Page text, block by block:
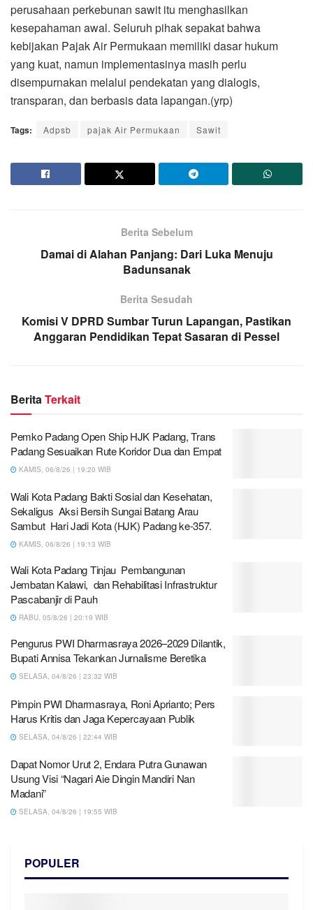
perusahaan perkebunan sawit itu menghasilkan
kesepahaman awal. Seluruh pihak sepakat bahwa
kebijakan Pajak Air Permukaan memiliki dasar hukum
yang kuat, namun implementasinya masih perlu
disempurnakan melalui pendekatan yang dialogis,
transparan, dan berbasis data lapangan.(yrp)
Tags: Adpsb pajak Air Permukaan Sawit
Berita Sebelum
Damai di Alahan Panjang: Dari Luka Menuju
Badunsanak
Berita Sesudah
Komisi V DPRD Sumbar Turun Lapangan, Pastikan
Anggaran Pendidikan Tepat Sasaran di Pessel
BeritaTerkait
Pemko Padang Open Ship HJK Padang, Trans
Padang Sesuaikan Rute Koridor Dua dan Empat
KAMIS, 06/8/26 | 19:20 WIB
Wali Kota Padang Bakti Sosial dan Kesehatan,
Sekaligus Aksi Bersih Sungai Batang Arau
Sambut Hari Jadi Kota (HJK) Padang ke-357.
KAMIS, 06/8/26 | 19:13 WIB
Wali Kota Padang Tinjau Pembangunan
Jembatan Kalawi, dan Rehabilitasi Infrastruktur
Pascabanjir di Pauh
RABU, 05/8/26 | 20:19 WIB
Pengurus PWI Dharmasraya 2026–2029 Dilantik,
Bupati Annisa Tekankan Jurnalisme Beretika
SELASA, 04/8/26 | 23:32 WIB
Pimpin PWI Dharmasraya, Roni Aprianto; Pers
Harus Kritis dan Jaga Kepercayaan Publik
SELASA, 04/8/26 | 22:44 WIB
Dapat Nomor Urut 2, Endara Putra Gunawan
Usung Visi “Nagari Aie Dingin Mandiri Nan
Madani”
SELASA, 04/8/26 | 19:55 WIB
POPULER